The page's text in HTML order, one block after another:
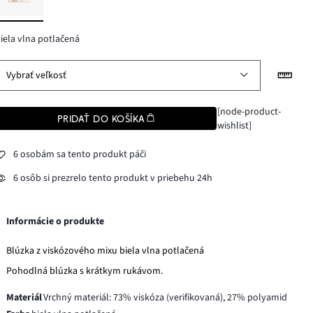
vlna potlačená
Vybrať veľkosť
PRIDAŤ DO KOŠÍKA
[node-product-
wishlist]
6 osobám sa tento produkt páči
6 osôb si prezrelo tento produkt v priebehu 24h
Informácie o produkte
Blúzka z viskózového mixu biela vlna potlačená
Pohodlná blúzka s krátkym rukávom.
MateriálVrchný materiál: 73% viskóza (verifikovaná), 27% polyamid